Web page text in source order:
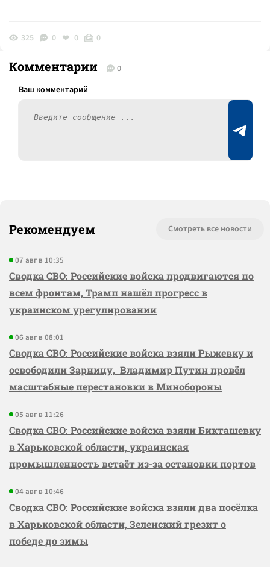
325 0 0 0
Комментарии 0
Рекомендуем Смотреть все новости
07 авг в 10:35
Сводка СВО: Российские войска продвигаются по
всем фронтам, Трамп нашёл прогресс в
украинском урегулировании
06 авг в 08:01
Сводка СВО: Российские войска взяли Рыжевку и
освободили Зарницу, Владимир Путин провёл
масштабные перестановки в Минобороны
05 авг в 11:26
Сводка СВО: Российские войска взяли Бикташевку
в Харьковской области, украинская
промышленность встаёт из-за остановки портов
04 авг в 10:46
Сводка СВО: Российские войска взяли два посёлка
в Харьковской области, Зеленский грезит о
победе до зимы